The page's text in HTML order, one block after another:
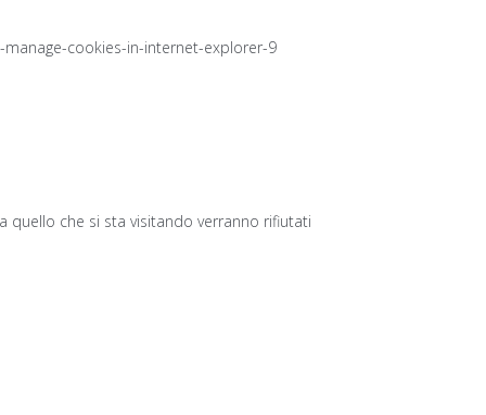
cookies-in-internet-explorer-9
quello che si sta visitando verranno rifiutati